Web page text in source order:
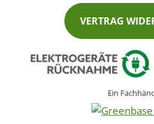
VERTRAG
Ein